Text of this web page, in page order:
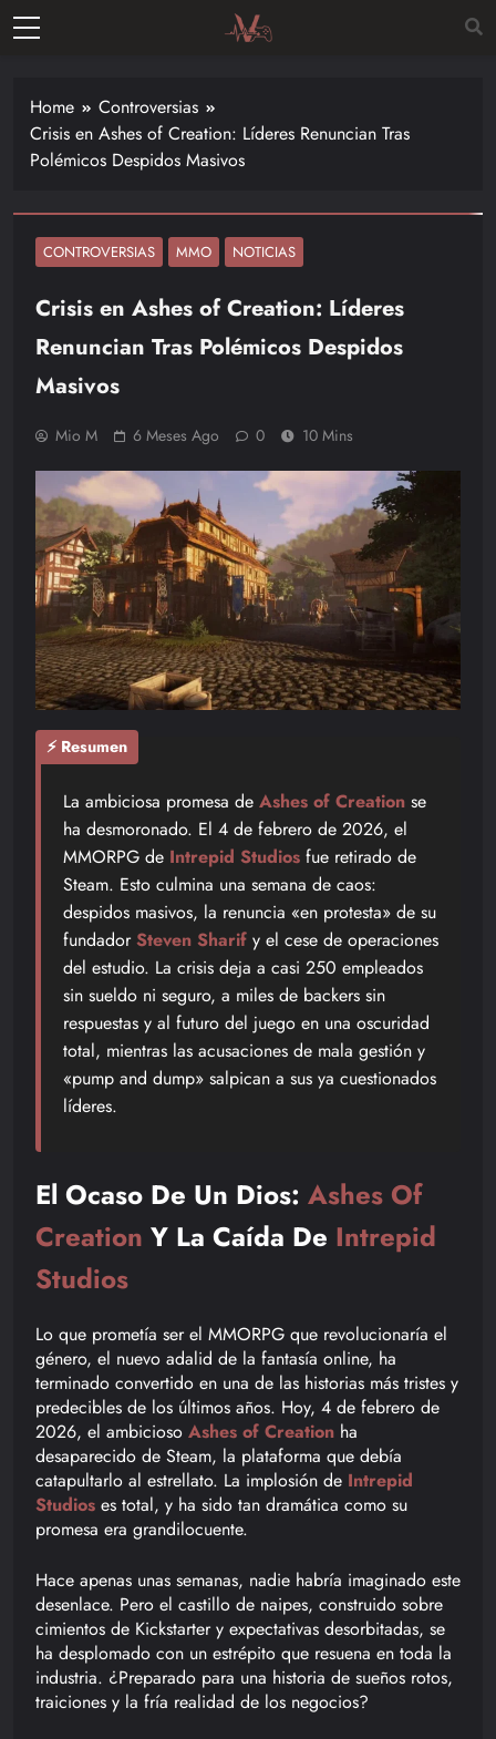
Skip
de las
últimas
novedades
los
–
Nintendo,
Playstac
Home
Controversias
Crisis en Ashes of Creation: Líderes Renuncian Tras
Polémicos Despidos Masivos
CONTROVERSIAS MMO NOTICIAS
Crisis en Ashes of Creation: Líderes
Renuncian Tras Polémicos Despidos
Masivos
Mio M 6 Meses Ago 0 10 Mins
⚡ Resumen
La ambiciosa promesa de Ashes of Creation se
ha desmoronado. El 4 de febrero de 2026, el
MMORPG de Intrepid Studios fue retirado de
Steam. Esto culmina una semana de caos:
despidos masivos, la renuncia «en protesta» de su
fundadorSteven Sharif y el cese de operaciones
del estudio. La crisis deja a casi 250 empleados
sin sueldo ni seguro, a miles de backers sin
respuestas y al futuro del juego en una oscuridad
total, mientras las acusaciones de mala gestión y
«pump and dump» salpican a sus ya cuestionados
líderes.
El Ocaso De Un Dios: Ashes Of
Creation Y La Caída De Intrepid
Studios
Lo que prometía ser el MMORPG que revolucionaría el
género, el nuevo adalid de la fantasía online, ha
terminado convertido en una de las historias más tristes y
predecibles de los últimos años. Hoy, 4 de febrero de
2026, el ambicioso Ashes of Creation ha
desaparecido de Steam, la plataforma que debía
catapultarlo al estrellato. La implosión de Intrepid
Studios es total, y ha sido tan dramática como su
promesa era grandilocuente.
Hace apenas unas semanas, nadie habría imaginado este
desenlace. Pero el castillo de naipes, construido sobre
cimientos de Kickstarter y expectativas desorbitadas, se
ha desplomado con un estrépito que resuena en toda la
industria. ¿Preparado para una historia de sueños rotos,
traiciones y la fría realidad de los negocios?